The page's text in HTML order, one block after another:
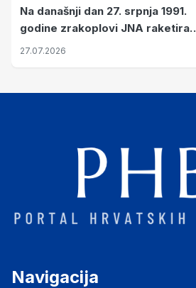
Na današnji dan 27. srpnja 1991.
godine zrakoplovi JNA raketirali
su vojarnu i obučni centar "Nikola
27.07.2026
Navigacija